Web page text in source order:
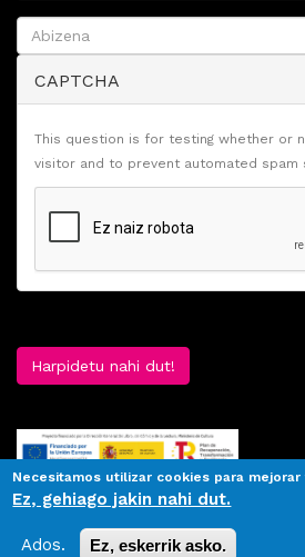
CAPTCHA
This question is for testing whether or
visitor and to prevent automated spam
Harpidetu nahi dut!
Necesitamos utilizar cookies para
Ez, gehiago jakin nahi dut.
Ados. Ez, eskerrik asko.